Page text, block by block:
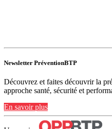
Newsletter PréventionBTP
Découvrez et faites découvrir la
approche santé, sécurité et
En savoir plus